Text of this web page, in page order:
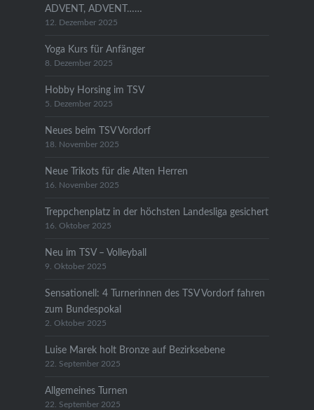
ADVENT, ADVENT……
12. Dezember 2025
Yoga Kurs für Anfänger
8. Dezember 2025
Hobby Horsing im TSV
5. Dezember 2025
Neues beim TSV Vordorf
18. November 2025
Neue Trikots für die Alten Herren
16. November 2025
Treppchenplatz in der höchsten Landesliga gesichert
16. Oktober 2025
Neu im TSV – Volleyball
9. Oktober 2025
Sensationell: 4 Turnerinnen des TSV Vordorf fahren
zum Bundespokal
2. Oktober 2025
Luise Marek holt Bronze auf Bezirksebene
22. September 2025
Allgemeines Turnen
22. September 2025